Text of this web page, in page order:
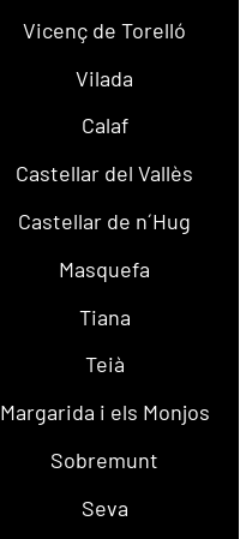
Vicenç de Torelló
Vilada
Calaf
Castellar del Vallès
Castellar de n´Hug
Masquefa
Tiana
Teià
Margarida i els Monjos
Sobremunt
Seva